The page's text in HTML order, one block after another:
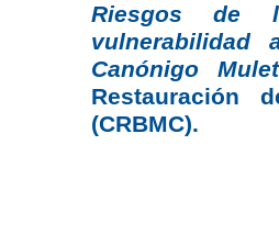
Riesgos de
Canónigo
Restauración
(CRBMC).